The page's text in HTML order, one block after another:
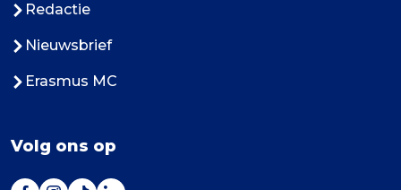
Redactie
Nieuwsbrief
Erasmus MC
Volg ons op